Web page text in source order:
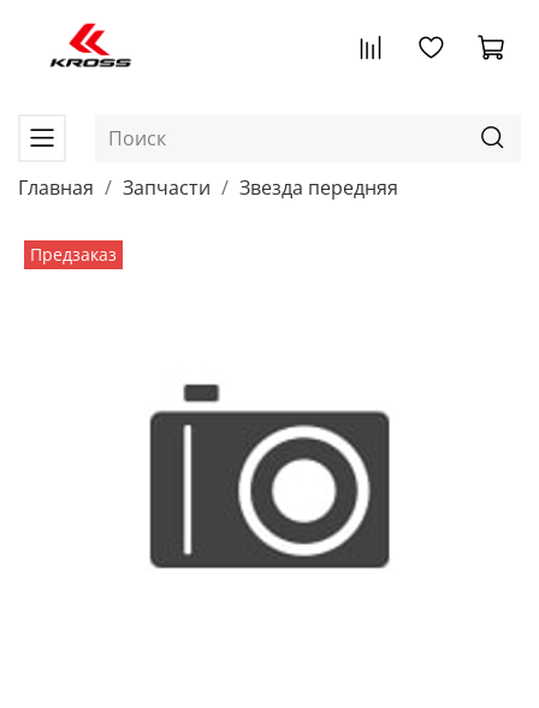
Главная Запчасти Звезда передняя
Предзаказ